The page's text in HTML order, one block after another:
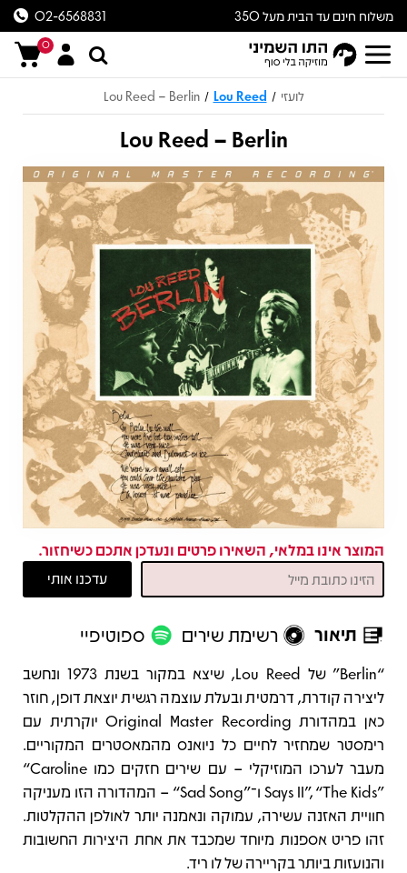
משלוח חינם עד הבית מעל 350
ש״ח
02-6568831
0
לועזי /
Lou Reed
/
Lou Reed – Berlin
Lou Reed – Berlin
המוצר אינו במלאי, השאירו פרטים ונעדכן אתכם כשיחזור.
תיאור רשימת שירים ספוטיפיי
תיאור
“Berlin” של Lou Reed, שיצא במקור בשנת 1973 ונחשב
ליצירה קודרת, דרמטית ובעלת עוצמה רגשית יוצאת דופן, חוזר
כאן במהדורת Original Master Recording יוקרתית עם
רימסטר שמחזיר לחיים כל ניואנס מהמאסטרים המקוריים.
מעבר לערכו המוזיקלי – עם שירים חזקים כמו ‎“Caroline
Says II”‎, ‎“The Kids”‎ ו־‎“Sad Song”‎ – המהדורה הזו מעניקה
חוויית האזנה עשירה, עמוקה ונאמנה יותר לאולפן ההקלטות.
זהו פריט אספנות מיוחד שמכבד את אחת היצירות החשובות
והנועזות ביותר בקריירה של לו ריד.